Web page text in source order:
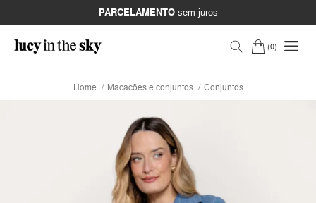
PARCELAMENTOsem juros
0
Home Macacões e conjuntos Conjuntos